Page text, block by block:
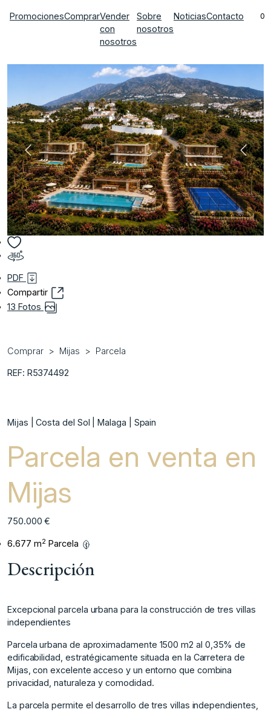
PromocionesComprarVender
con
nosotros
Sobre
nosotros
NoticiasContacto 0
PDF
Compartir
13 Fotos
Comprar Mijas Parcela
REF: R5374492
Mijas | Costa del Sol | Malaga | Spain
Parcela en venta en
Mijas
750.000 €
6.677 m2 Parcela
Descripción
Excepcional parcela urbana para la construcción de tres villas
independientes
Parcela urbana de aproximadamente 1500 m2 al 0,35% de
edificabilidad, estratégicamente situada en la Carretera de
Mijas, con excelente acceso y un entorno que combina
privacidad, naturaleza y comodidad.
La parcela permite el desarrollo de tres villas independientes,